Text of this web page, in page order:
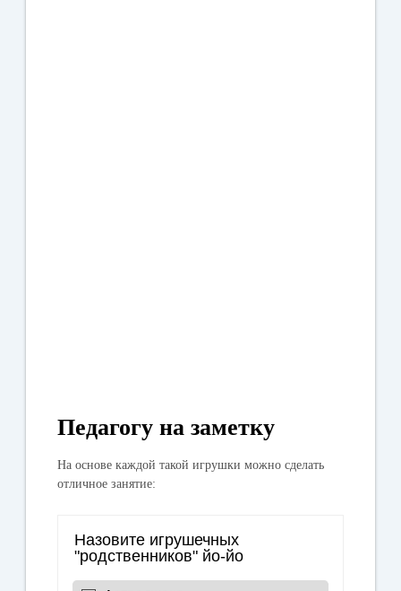
Педагогу на заметку
На основе каждой такой игрушки можно сделать
отличное занятие: